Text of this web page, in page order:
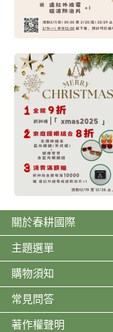
關於春耕國際
主題選單
購物須知
常見問答
著作權聲明